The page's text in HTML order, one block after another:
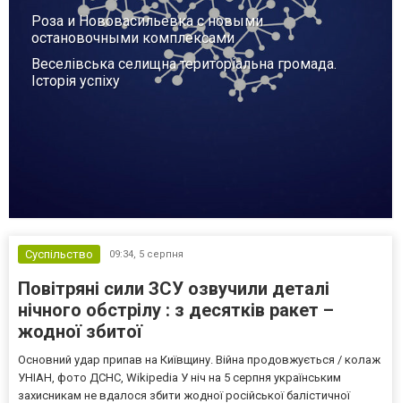
Роза и Нововасильевка с новыми
остановочными комплексами
Веселівська селищна територіальна громада.
Історія успіху
Суспільство 09:34, 5 серпня
Повітряні сили ЗСУ озвучили деталі
нічного обстрілу : з десятків ракет –
жодної збитої
Основний удар припав на Київщину. Війна продовжується / колаж
УНІАН, фото ДСНС, Wikipedia У ніч на 5 серпня українським
захисникам не вдалося збити жодної російської балістичної